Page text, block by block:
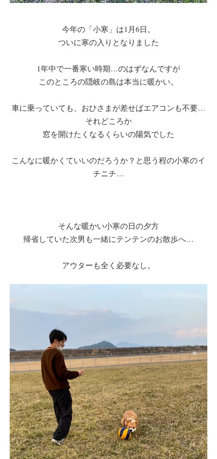
今年の「小寒」は1月6日。
ついに寒の入りとなりました
1年中で一番寒い時期…のはずなんですが
このところの隠岐の島は本当に暖かい。
車に乗っていても、おひさまが差せばエアコンも不要…
それどころか
窓を開けたくなるくらいの陽気でした
こんなに暖かくていいのだろうか？と思う程の小寒のイ
チニチ…
そんな暖かい小寒の日の夕方
帰省していた次男も一緒にテンテンのお散歩へ…
アウターも全く必要なし。